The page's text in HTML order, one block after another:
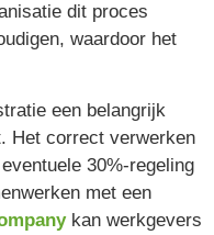
dit proces
waardoor het
een belangrijk
Het correct verwerken
30%-regeling
met een
kan werkgevers